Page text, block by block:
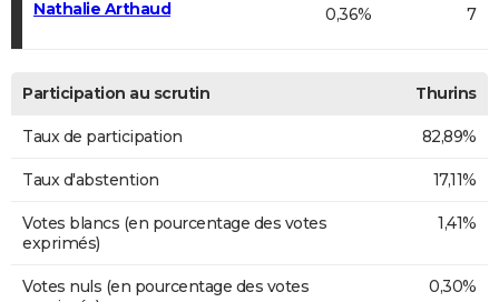
Nathalie Arthaud 0,36% 7
Participation au scrutin Thurins
Taux de participation 82,89%
Taux d'abstention 17,11%
Votes blancs (en pourcentage des votes
exprimés)
1,41%
Votes nuls (en pourcentage des votes
0,30%